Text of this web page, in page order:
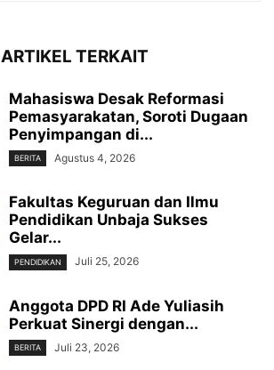
ARTIKEL TERKAIT
Mahasiswa Desak Reformasi
Pemasyarakatan, Soroti Dugaan
Penyimpangan di...
BERITA Agustus 4, 2026
Fakultas Keguruan dan Ilmu
Pendidikan Unbaja Sukses
Gelar...
PENDIDIKAN Juli 25, 2026
Anggota DPD RI Ade Yuliasih
Perkuat Sinergi dengan...
BERITA Juli 23, 2026